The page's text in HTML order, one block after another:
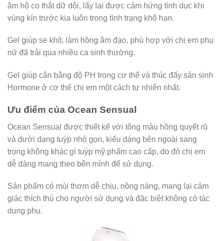
âm hộ co thắt dữ dội, lấy lại được cảm hứng tình dục khi
vùng kín trước kia luôn trong tình trạng khô hạn.
Gel giúp se khít, làm hồng âm đạo, phù hợp với chị em phụ
nữ đã trải qua nhiều ca sinh thường.
Gel giúp cân bằng độ PH trong cơ thể và thúc đẩy sản sinh
Hormone ở cơ thể chị em một cách tự nhiên nhất.
Ưu điểm của Ocean Sensual
Ocean Sensual được thiết kế với tông màu hồng quyết rũ
và dưới dạng tuýp nhỏ gọn, kiểu dáng bên ngoài sang
trọng không khác gì tuýp mỹ phẩm cao cấp, do đó chị em
dễ dàng mang theo bên mình để sử dụng.
Sản phẩm có mùi thơm dễ chịu, nồng nàng, mang lại cảm
giác thích thú cho người sử dụng và đặc biệt không có tác
dụng phụ.